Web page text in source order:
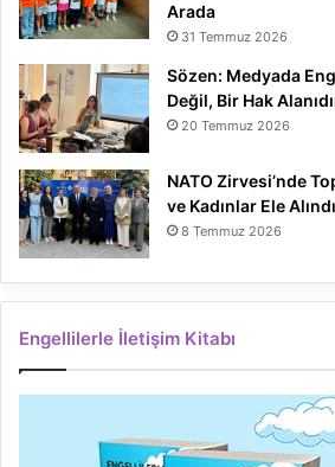
Arada
31 Temmuz 2026
Sözen: Medyada
Değil, Bir Hak
20 Temmuz 2026
NATO Zirvesi’nde
ve Kadınlar Ele Alındı
8 Temmuz 2026
Engellilerle İletişim Kitabı